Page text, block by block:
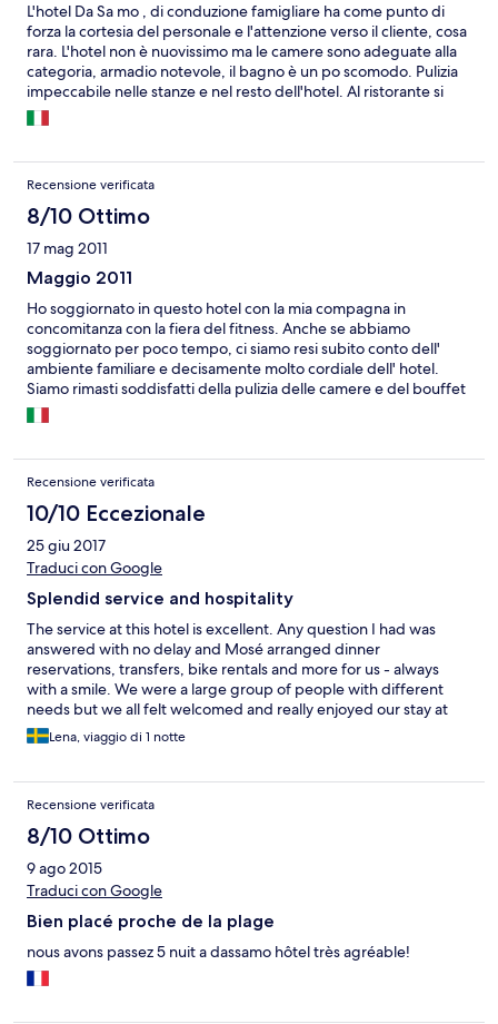
L'hotel Da Sa mo , di conduzione famigliare ha come punto di
forza la cortesia del personale e l'attenzione verso il cliente, cosa
rara. L'hotel non è nuovissimo ma le camere sono adeguate alla
categoria, armadio notevole, il bagno è un po scomodo. Pulizia
impeccabile nelle stanze e nel resto dell'hotel. Al ristorante si
mangia bene, se richiesto fanno piatti speciali per i più piccoli.
C'è la possibilità di usufruire di un centro benessere in un hotel
l'hotel è in una traversa interna riparato dal casino del
lungomare. Zona tranquilla ma a pochi metri c'è Viserba con più
movimento e rimini è veramente a pochi km. Che altro dire, noi
abbiamo sempre cambiato meta ma se dobbiamo tornare in
zona sicuramente sarà il nostro hotel. Unica nota dolente ma è
una costante nella zona, parcheggio sottodimensionato trovare
un buco è dura...
Recensione verificata
8/10 Ottimo
17 mag 2011
Maggio 2011
Ho soggiornato in questo hotel con la mia compagna in
concomitanza con la fiera del fitness. Anche se abbiamo
soggiornato per poco tempo, ci siamo resi subito conto dell'
ambiente familiare e decisamente molto cordiale dell' hotel.
Siamo rimasti soddisfatti della pulizia delle camere e del bouffet
di prima colazione, dove era possibile scegliere se fare una
colazione tradizionale ( latte, caffè,cereali ecc.) oppure servirsi di
percorso il tragitto fiera-hotel a piedi, anche se il percorso non è
proprio pedonale) quindi è possibile in pochi minuti di auto o di
bus, raggiungere la destinazione. In definitiva, consiglio l'hotel
anche se cercate il divertimento poichè con pochi minuti di
auto,è possibile raggiungere Rimini centro e Riccione.
Recensione verificata
10/10 Eccezionale
25 giu 2017
Traduci con Google
Splendid service and hospitality
The service at this hotel is excellent. Any question I had was
answered with no delay and Mosé arranged dinner
reservations, transfers, bike rentals and more for us - always
with a smile. We were a large group of people with different
needs but we all felt welcomed and really enjoyed our stay at
this hotel.
Lena, viaggio di 1 notte
Recensione verificata
8/10 Ottimo
9 ago 2015
Traduci con Google
Bien placé proche de la plage
nous avons passez 5 nuit a dassamo hôtel très agréable!